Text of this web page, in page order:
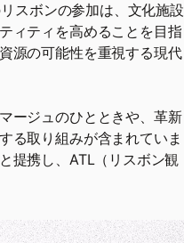
スボンの参加は、文化施設
ィティを高めることを目指
源の可能性を重視する現代
ージュのひとときや、革新
る取り組みが含まれていま
提携し、ATL（リスボン観